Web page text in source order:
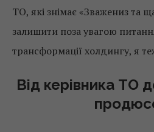
ТО, які знімає «Зважениз та
залишити поза увагою
трансформації холдингу, я
Від керівника ТО